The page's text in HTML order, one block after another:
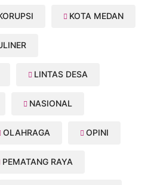
KOTA MEDAN
LINTAS DESA
NASIONAL
OLAHRAGA OPINI
PEMATANG RAYA